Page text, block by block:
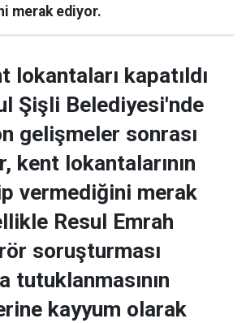
merak ediyor.
lokantaları kapatıldı
Şişli Belediyesi'nde
gelişmeler sonrası
kent lokantalarının
vermediğini merak
Resul Emrah
soruşturması
tutuklanmasının
kayyum olarak